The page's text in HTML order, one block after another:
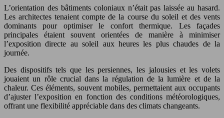
L’orientation des bâtiments coloniaux n’était pas laissée au hasard.
Les architectes tenaient compte de la course du soleil et des vents
dominants pour optimiser le confort thermique. Les façades
principales étaient souvent orientées de manière à minimiser
l’exposition directe au soleil aux heures les plus chaudes de la
journée.
Des dispositifs tels que les persiennes, les jalousies et les volets
jouaient un rôle crucial dans la régulation de la lumière et de la
chaleur. Ces éléments, souvent mobiles, permettaient aux occupants
d’ajuster l’exposition en fonction des conditions météorologiques,
offrant une flexibilité appréciable dans des climats changeants.